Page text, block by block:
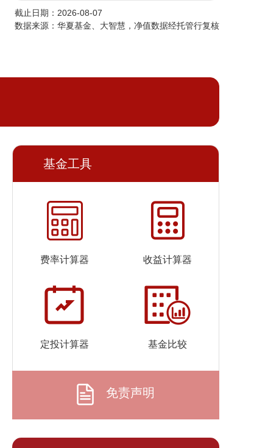
2026-
07-31
1.1449 1.2099
07-28
07-27
2026-
1.1446 1.2096
2026-
07-23
1.1446
07-22
2026-
1.1443
2026-
1.1443
07-17
1.1441 1.2091
2026-
07-15
1.1442 1.2092
截止日期：2026-08-07
数据来源：华夏基金、大智慧，净值数据经托管行复核
基金工具
费率计算器 收益计算器
定投计算器 基金比较
免责声明